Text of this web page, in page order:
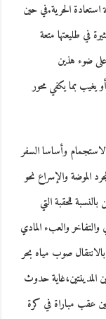
استعادة الحرية.في حين
في طليعتها متعة
على ضوء هذين
يغيب بما يكفي محور
وأساسا السفر
الموضة والإسراع نحو
للحقبة التي
والعبء المادي
صوب مياه بحر
المدينتين،غاية حدوث
عقب مباراة في كرة